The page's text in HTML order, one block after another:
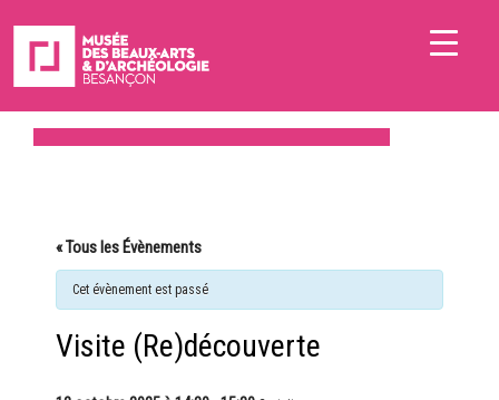
« Tous les Évènements
Cet évènement est passé
Visite (Re)découverte